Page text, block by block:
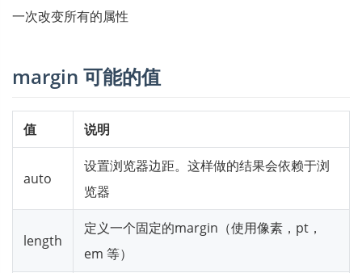
一次改变所有的属性
margin 可能的值
值 说明
auto
设置浏览器边距。这样做的结果会依赖于浏
览器
length
定义一个固定的margin（使用像素，pt，
em 等）